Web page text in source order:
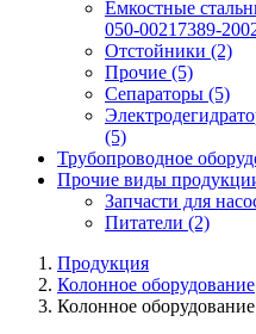
Емкостные
050-00217389-
Отстойники (2)
Прочие (5)
Сепараторы (5)
(5)
Трубопроводное
Прочие виды
Запчасти для
Питатели (2)
Продукция
Колонное оборудование
Колонное